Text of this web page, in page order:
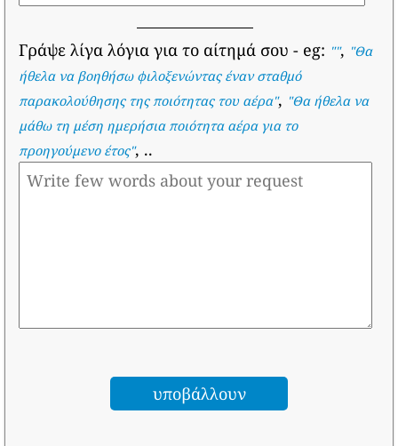
Γράψε λίγα λόγια για το αίτημά σου - eg: "", "Θα
ήθελα να βοηθήσω φιλοξενώντας έναν σταθμό
παρακολούθησης της ποιότητας του αέρα", "Θα ήθελα να
μάθω τη μέση ημερήσια ποιότητα αέρα για το
προηγούμενο έτος", ..